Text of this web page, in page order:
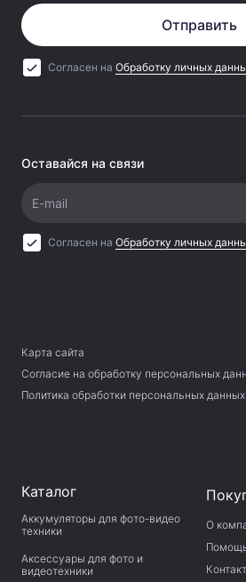
Отправить
Согласен на Обработку личных
Оставайся на связи
E-mail
Согласен на Обработку личных
Карта сайта
Согласие на обработку персональных
Политика обработки персональных данных
Каталог
Аккумуляторы для фото-видео
техники
Аксессуары для фото и
видеотехники
О